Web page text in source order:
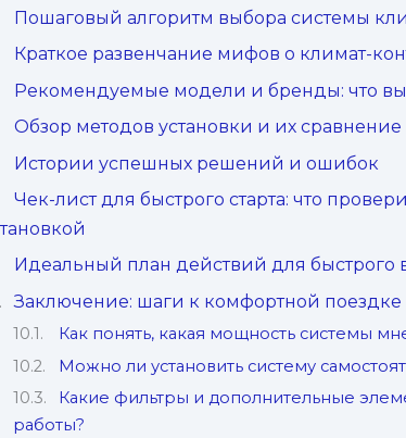
Пошаговый алгоритм выбора системы
Краткое развенчание мифов о климат-
Рекомендуемые модели и бренды: что
Обзор методов установки и их сравнение
Истории успешных решений и ошибок
Чек-лист для быстрого старта: что
Идеальный план действий для быстрого
Заключение: шаги к комфортной поездке
Как понять, какая мощность системы
Можно ли установить систему
Какие фильтры и дополнительные
работы?